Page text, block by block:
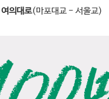
여의대로(마포대교 - 서울교)​